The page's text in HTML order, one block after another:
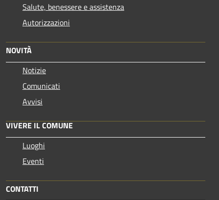
Salute, benessere e assistenza
Autorizzazioni
NOVITÀ
Notizie
Comunicati
Avvisi
VIVERE IL COMUNE
Luoghi
Eventi
CONTATTI